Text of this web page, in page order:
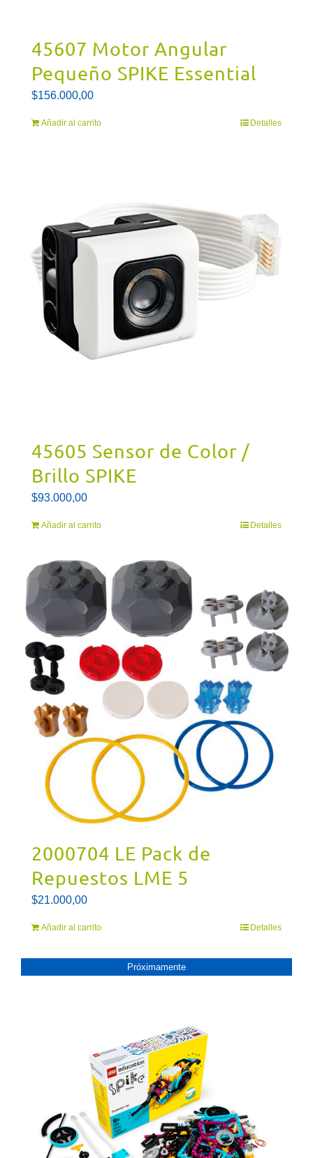
45607 Motor Angular
Pequeño SPIKE Essential
$156.000,00
Añadir al carrito Detalles
45605 Sensor de Color /
Brillo SPIKE
$93.000,00
Añadir al carrito Detalles
2000704 LE Pack de
Repuestos LME 5
$21.000,00
Añadir al carrito Detalles
Próximamente
PRóXIMAMENTE